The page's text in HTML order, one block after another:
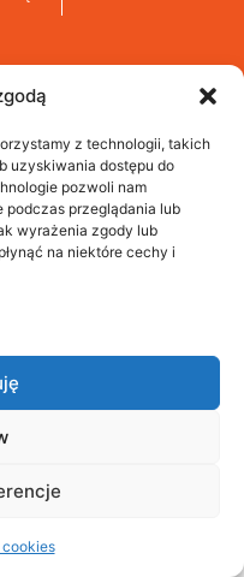
z technologii, takich
uzyskiwania dostępu do
pozwoli nam
przeglądania lub
wyrażenia zgody lub
na niektóre cechy i